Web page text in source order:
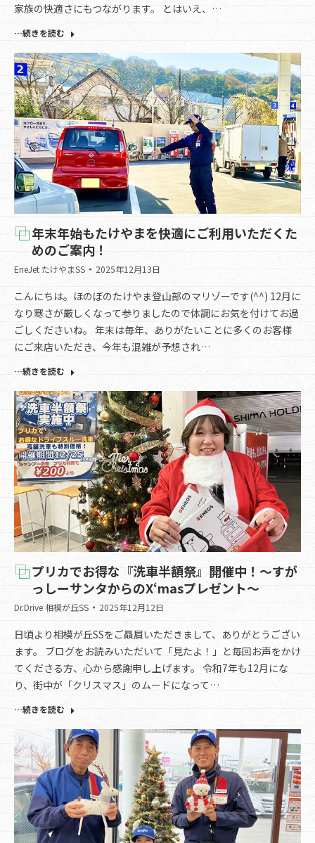
家族の快適さにもつながります。 とはいえ、…
…続きを読む
年末年始もたけやまを快適にご利用いただくた
めのご案内！
EneJet たけやまSS 2025年12月13日
こんにちは。ほのぼのたけやま登山部のマリゾーです(^^) 12月に
なり寒さが厳しくなって参りましたので体調にお気を付けてお過
ごしくださいね。 年末は毎年、ありがたいことに多くのお客様
にご来店いただき、今年も混雑が予想され…
…続きを読む
プリカでお得な『洗車半額祭』開催中！～すが
っしーサンタからのX‘masプレゼント～
Dr.Drive 相模が丘SS 2025年12月12日
日頃より相模が丘SSをご贔屓いただきまして、ありがとうござい
ます。 ブログをお読みいただいて「見たよ！」と毎回お声をかけ
てくださる方、心から感謝申し上げます。 令和7年も12月にな
り、街中が「クリスマス」のムードになって…
…続きを読む